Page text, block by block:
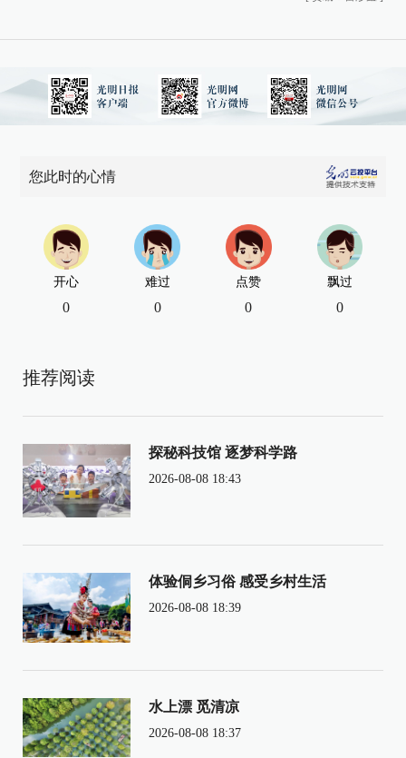
您此时的心情
开心
0
难过
0
点赞
0
飘过
0
推荐阅读
探秘科技馆 逐梦科学路
2026-08-08 18:43
体验侗乡习俗 感受乡村生活
2026-08-08 18:39
水上漂 觅清凉
2026-08-08 18:37